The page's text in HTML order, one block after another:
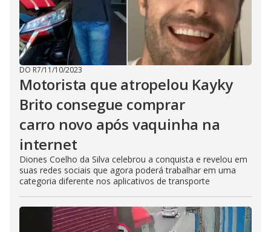
DO R7/11/10/2023
Motorista que atropelou Kayky
Brito consegue comprar
carro novo após vaquinha na
internet
Diones Coelho da Silva celebrou a conquista e revelou em
suas redes sociais que agora poderá trabalhar em uma
categoria diferente nos aplicativos de transporte